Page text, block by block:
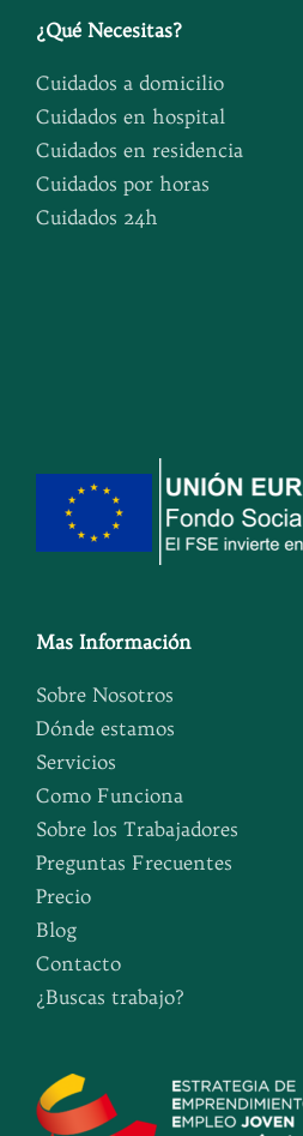
¿Qué Necesitas?
Cuidados a domicilio
Cuidados en hospital
Cuidados en residencia
Cuidados por horas
Cuidados 24h
Mas Información
Sobre Nosotros
Dónde estamos
Servicios
Como Funciona
Sobre los Trabajadores
Preguntas Frecuentes
Precio
Blog
Contacto
¿Buscas trabajo?